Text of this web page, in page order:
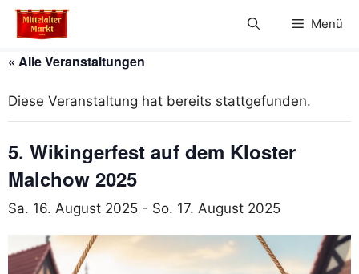
Zum
Inhalt
Menü
« Alle Veranstaltungen
Diese Veranstaltung hat bereits stattgefunden.
5. Wikingerfest auf dem Kloster
Malchow 2025
Sa. 16. August 2025 - So. 17. August 2025